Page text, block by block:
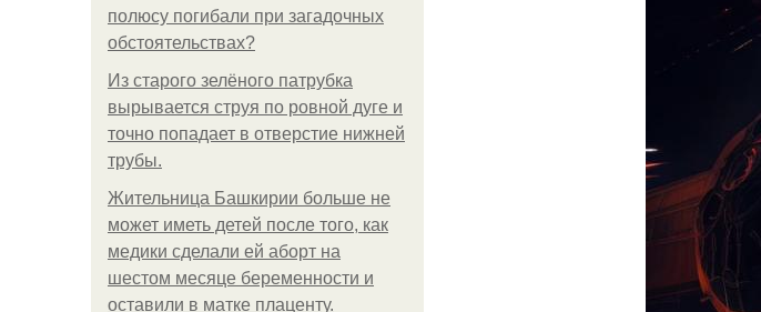
полюсу погибали при загадочных
обстоятельствах?
Из старого зелёного патрубка
вырывается струя по ровной дуге и
точно попадает в отверстие нижней
трубы.
Жительница Башкирии больше не
может иметь детей после того, как
медики сделали ей аборт на
шестом месяце беременности и
оставили в матке плаценту.